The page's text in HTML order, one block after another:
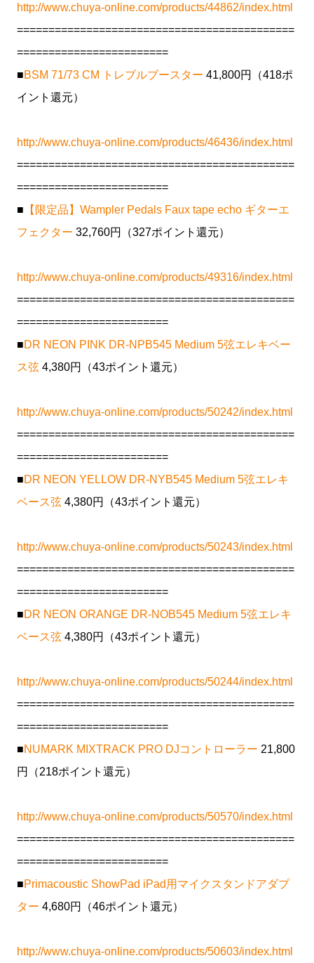
http://www.chuya-online.com/products/44862/index.html
============================================
========================
■BSM 71/73 CM トレブルブースター 41,800円（418ポ
イント還元）
http://www.chuya-online.com/products/46436/index.html
============================================
========================
■ 【限定品】Wampler Pedals Faux tape echo ギターエ
フェクター 32,760円（327ポイント還元）
http://www.chuya-online.com/products/49316/index.html
============================================
========================
■DR NEON PINK DR-NPB545 Medium 5弦エレキベー
ス弦 4,380円（43ポイント還元）
http://www.chuya-online.com/products/50242/index.html
============================================
========================
■DR NEON YELLOW DR-NYB545 Medium 5弦エレキ
ベース弦 4,380円（43ポイント還元）
http://www.chuya-online.com/products/50243/index.html
============================================
========================
■DR NEON ORANGE DR-NOB545 Medium 5弦エレキ
ベース弦 4,380円（43ポイント還元）
http://www.chuya-online.com/products/50244/index.html
============================================
========================
■NUMARK MIXTRACK PRO DJコントローラー 21,800
円（218ポイント還元）
http://www.chuya-online.com/products/50570/index.html
============================================
========================
■Primacoustic ShowPad iPad用マイクスタンドアダプ
ター 4,680円（46ポイント還元）
http://www.chuya-online.com/products/50603/index.html